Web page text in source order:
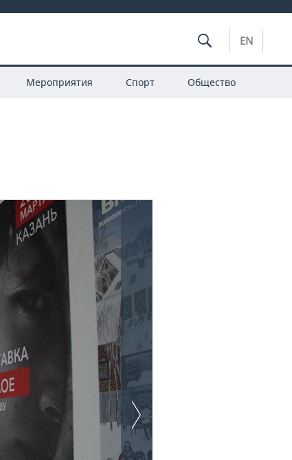
EN
Мероприятия Спорт Общество